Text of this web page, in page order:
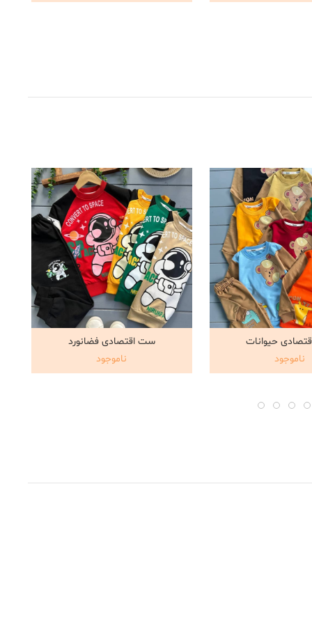
و خرید
حیوانات
ناموجود
ناموجود
مشاهده و خرید
ست اقتصادی فضانورد
ناموجود